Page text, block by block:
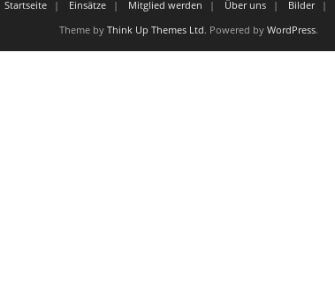
Startseite Einsätze Mitglied werden Über uns Bilder
Theme by Think Up Themes Ltd. Powered by WordPress.